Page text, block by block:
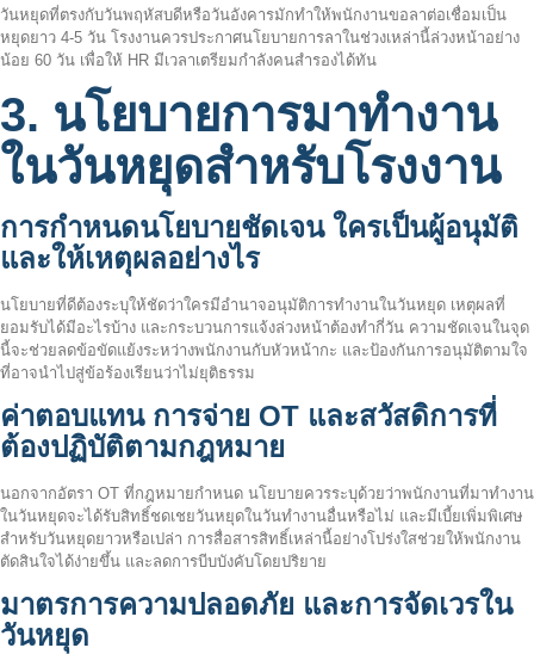
วันหยุดที่ตรงกับวันพฤหัสบดีหรือวันอังคารมักทำให้พนักงานขอลาต่อเชื่อมเป็น
หยุดยาว 4-5 วัน โรงงานควรประกาศนโยบายการลาในช่วงเหล่านี้ล่วงหน้าอย่าง
น้อย 60 วัน เพื่อให้ HR มีเวลาเตรียมกำลังคนสำรองได้ทัน
3. นโยบายการมาทำงาน
ในวันหยุดสำหรับโรงงาน
การกำหนดนโยบายชัดเจน ใครเป็นผู้อนุมัติ
และให้เหตุผลอย่างไร
นโยบายที่ดีต้องระบุให้ชัดว่าใครมีอำนาจอนุมัติการทำงานในวันหยุด เหตุผลที่
ยอมรับได้มีอะไรบ้าง และกระบวนการแจ้งล่วงหน้าต้องทำกี่วัน ความชัดเจนในจุด
นี้จะช่วยลดข้อขัดแย้งระหว่างพนักงานกับหัวหน้ากะ และป้องกันการอนุมัติตามใจ
ที่อาจนำไปสู่ข้อร้องเรียนว่าไม่ยุติธรรม
ค่าตอบแทน การจ่าย OT และสวัสดิการที่
ต้องปฏิบัติตามกฎหมาย
นอกจากอัตรา OT ที่กฎหมายกำหนด นโยบายควรระบุด้วยว่าพนักงานที่มาทำงาน
ในวันหยุดจะได้รับสิทธิ์ชดเชยวันหยุดในวันทำงานอื่นหรือไม่ และมีเบี้ยเพิ่มพิเศษ
สำหรับวันหยุดยาวหรือเปล่า การสื่อสารสิทธิ์เหล่านี้อย่างโปร่งใสช่วยให้พนักงาน
ตัดสินใจได้ง่ายขึ้น และลดการบีบบังคับโดยปริยาย
มาตรการความปลอดภัย และการจัดเวรใน
วันหยุด